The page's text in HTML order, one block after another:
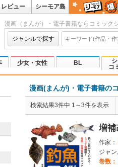
レビュー シーモア島
漫画（まんが）・電子書籍ならコミック
ジャンルで探す
少女・女性 BL
コ
漫画(まんが)・電子書籍の
検索結果3件中 1～3件を表示
増補
作家：
ジャン
巻数：